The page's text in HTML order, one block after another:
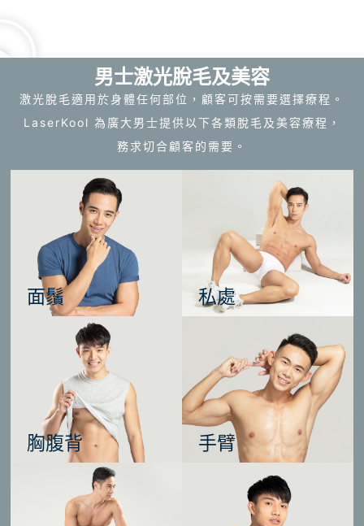
男士激光脫毛及美容
激光脫毛適用於身體任何部位，顧客可按需要選擇療程。
LaserKool 為廣大男士提供以下各類脫毛及美容療程，
務求切合顧客的需要。
面鬚 私處
胸腹背 手臂